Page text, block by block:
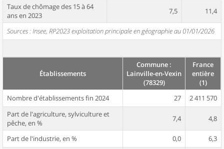
Taux de chômage des 15 à 64
ans en 2023
7,5 11,4
Sources : Insee, RP2023 exploitation principale en géographie au 01/01/2026
Établissements
Commune :
Lainville-en-Vexin
(78329)
France
entière
(1)
Nombre d'établissements fin 2024
27
2 411 570
Part de l'agriculture, sylviculture et
pêche, en %
7,4 4,8
Part de l'industrie, en % 0,0
6,3